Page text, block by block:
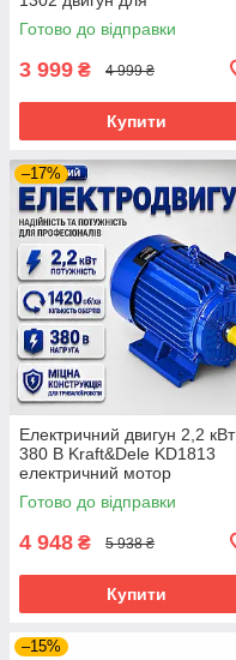
електротехніки електричний
двигун електромотор
Готово до відправки
3 999 ₴ 4 999 ₴
Купити
–17%
Електричний двигун 2,2 кВт
380 В Kraft&Dele KD1813
електричний мотор
трифазний електродвигун
Готово до відправки
4 948 ₴ 5 938 ₴
Купити
–15%